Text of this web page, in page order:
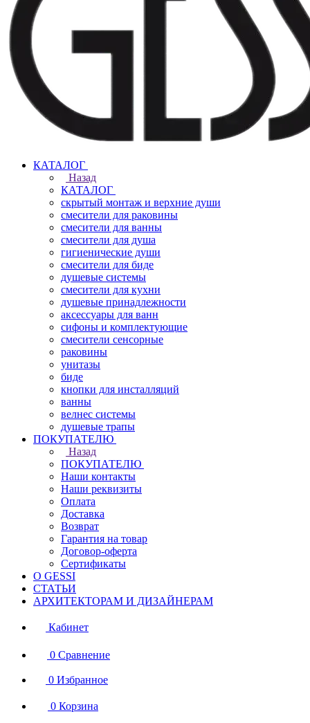
КАТАЛОГ
Назад
КАТАЛОГ
скрытый монтаж и верхние души
смесители для раковины
смесители для ванны
смесители для душа
гигиенические души
смесители для биде
душевые системы
смесители для кухни
душевые принадлежности
аксессуары для ванн
сифоны и комплектующие
смесители сенсорные
раковины
унитазы
биде
кнопки для инсталляций
ванны
велнес системы
душевые трапы
ПОКУПАТЕЛЮ
Назад
ПОКУПАТЕЛЮ
Наши контакты
Наши реквизиты
Оплата
Доставка
Возврат
Гарантия на товар
Договор-оферта
Сертификаты
О GESSI
СТАТЬИ
АРХИТЕКТОРАМ И ДИЗАЙНЕРАМ
Кабинет
0 Сравнение
0 Избранное
0 Корзина